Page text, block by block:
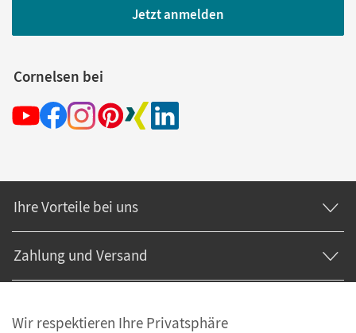
Jetzt anmelden
Cornelsen bei
Ihre Vorteile bei uns
Zahlung und Versand
Wir respektieren Ihre Privatsphäre